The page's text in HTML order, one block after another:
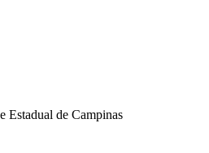
Estadual de Campinas